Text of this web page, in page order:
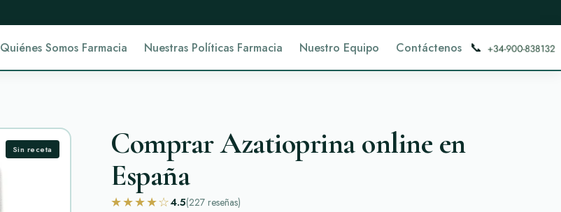
Quiénes Somos Farmacia Nuestras Políticas Farmacia Nuestro Equipo Contáctenos 📞
Sin receta
Comprar Azatioprina online en
España
★★★★☆4.5(227 reseñas)